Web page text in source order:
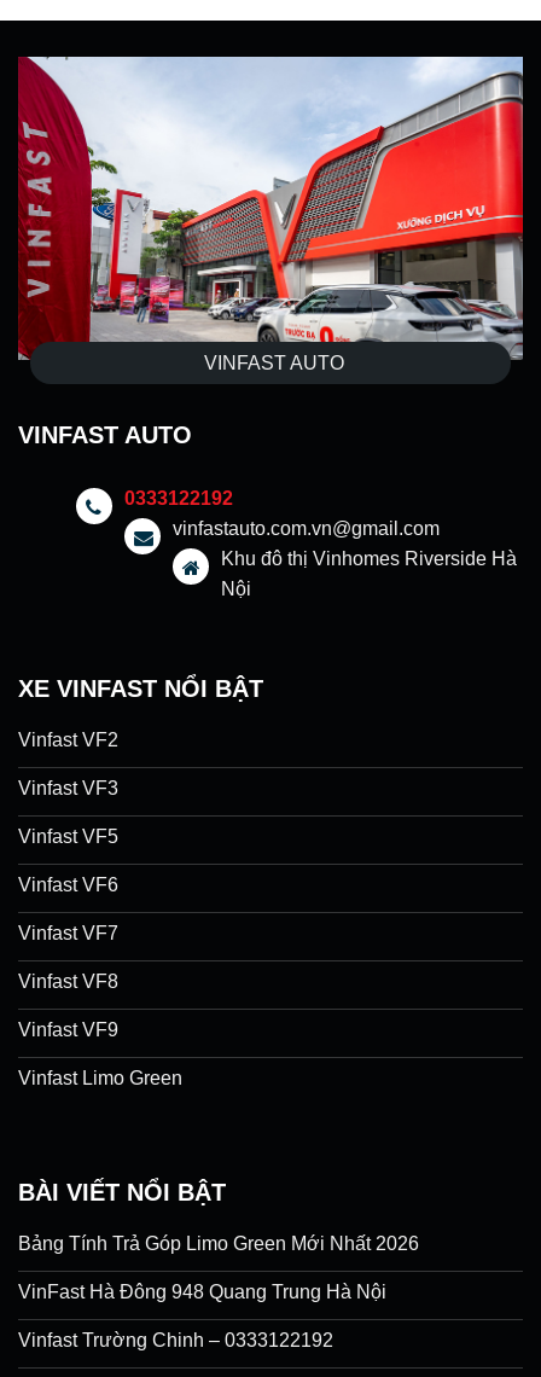
VINFAST AUTO
VINFAST AUTO
0333122192
vinfastauto.com.vn@gmail.com
Khu đô thị Vinhomes Riverside Hà
Nội
XE VINFAST NỔI BẬT
Vinfast VF2
Vinfast VF3
Vinfast VF5
Vinfast VF6
Vinfast VF7
Vinfast VF8
Vinfast VF9
Vinfast Limo Green
BÀI VIẾT NỔI BẬT
Bảng Tính Trả Góp Limo Green Mới Nhất 2026
VinFast Hà Đông 948 Quang Trung Hà Nội
Vinfast Trường Chinh – 0333122192